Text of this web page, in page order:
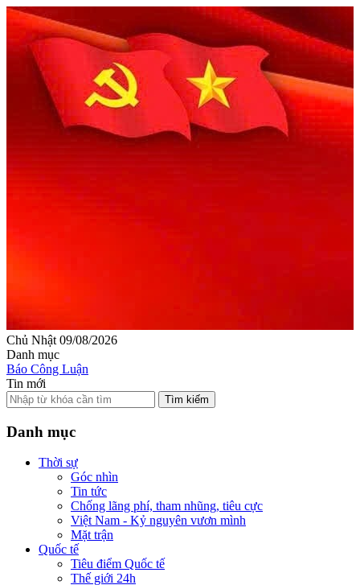
Chủ Nhật 09/08/2026
Danh mục
Báo Công Luận
Tin mới
Tìm kiếm
Danh mục
Thời sự
Góc nhìn
Tin tức
Chống lãng phí, tham nhũng, tiêu cực
Việt Nam - Kỷ nguyên vươn mình
Mặt trận
Quốc tế
Tiêu điểm Quốc tế
Thế giới 24h